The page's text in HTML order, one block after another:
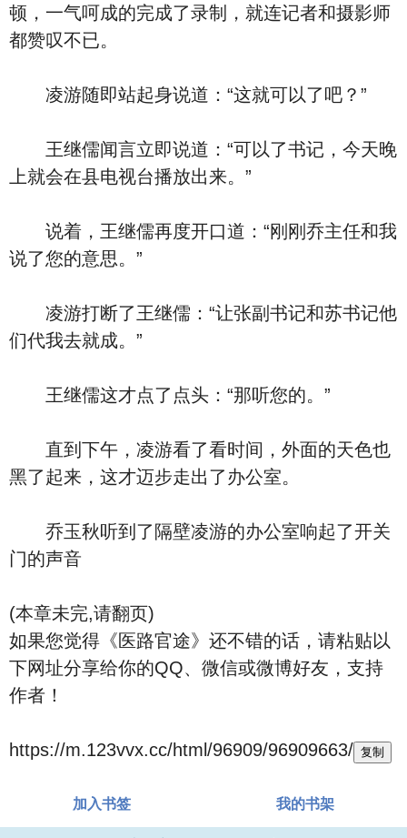
顿，一气呵成的完成了录制，就连记者和摄影师
都赞叹不已。
凌游随即站起身说道：“这就可以了吧？”
王继儒闻言立即说道：“可以了书记，今天晚
上就会在县电视台播放出来。”
说着，王继儒再度开口道：“刚刚乔主任和我
说了您的意思。”
凌游打断了王继儒：“让张副书记和苏书记他
们代我去就成。”
王继儒这才点了点头：“那听您的。”
直到下午，凌游看了看时间，外面的天色也
黑了起来，这才迈步走出了办公室。
乔玉秋听到了隔壁凌游的办公室响起了开关
门的声音
(本章未完,请翻页)
如果您觉得《医路官途》还不错的话，请粘贴以
下网址分享给你的QQ、微信或微博好友，支持
作者！
https://m.123vvx.cc/html/96909/96909663/ 复制
加入书签 我的书架